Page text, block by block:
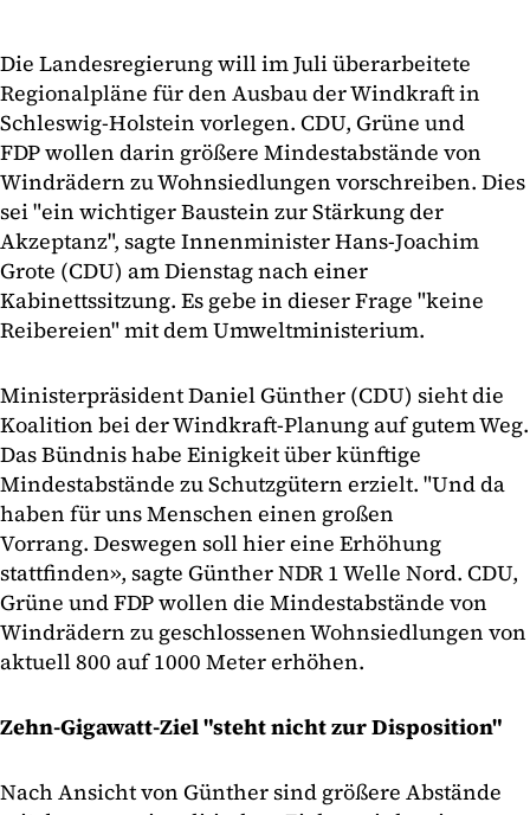
Die Landesregierung will im Juli überarbeitete
Regionalpläne für den Ausbau der Windkraft in
Schleswig-Holstein vorlegen. CDU, Grüne und
FDP wollen darin größere Mindestabstände von
Windrädern zu Wohnsiedlungen vorschreiben. Dies
sei "ein wichtiger Baustein zur Stärkung der
Akzeptanz", sagte Innenminister Hans-Joachim
Grote (CDU) am Dienstag nach einer
Kabinettssitzung. Es gebe in dieser Frage "keine
Reibereien" mit dem Umweltministerium.
Ministerpräsident Daniel Günther (CDU) sieht die
Koalition bei der Windkraft-Planung auf gutem Weg.
Das Bündnis habe Einigkeit über künftige
Mindestabstände zu Schutzgütern erzielt. "Und da
haben für uns Menschen einen großen
Vorrang. Deswegen soll hier eine Erhöhung
stattfinden», sagte Günther NDR 1 Welle Nord. CDU,
Grüne und FDP wollen die Mindestabstände von
Windrädern zu geschlossenen Wohnsiedlungen von
aktuell 800 auf 1000 Meter erhöhen.
Zehn-Gigawatt-Ziel "steht nicht zur Disposition"
Nach Ansicht von Günther sind größere Abstände